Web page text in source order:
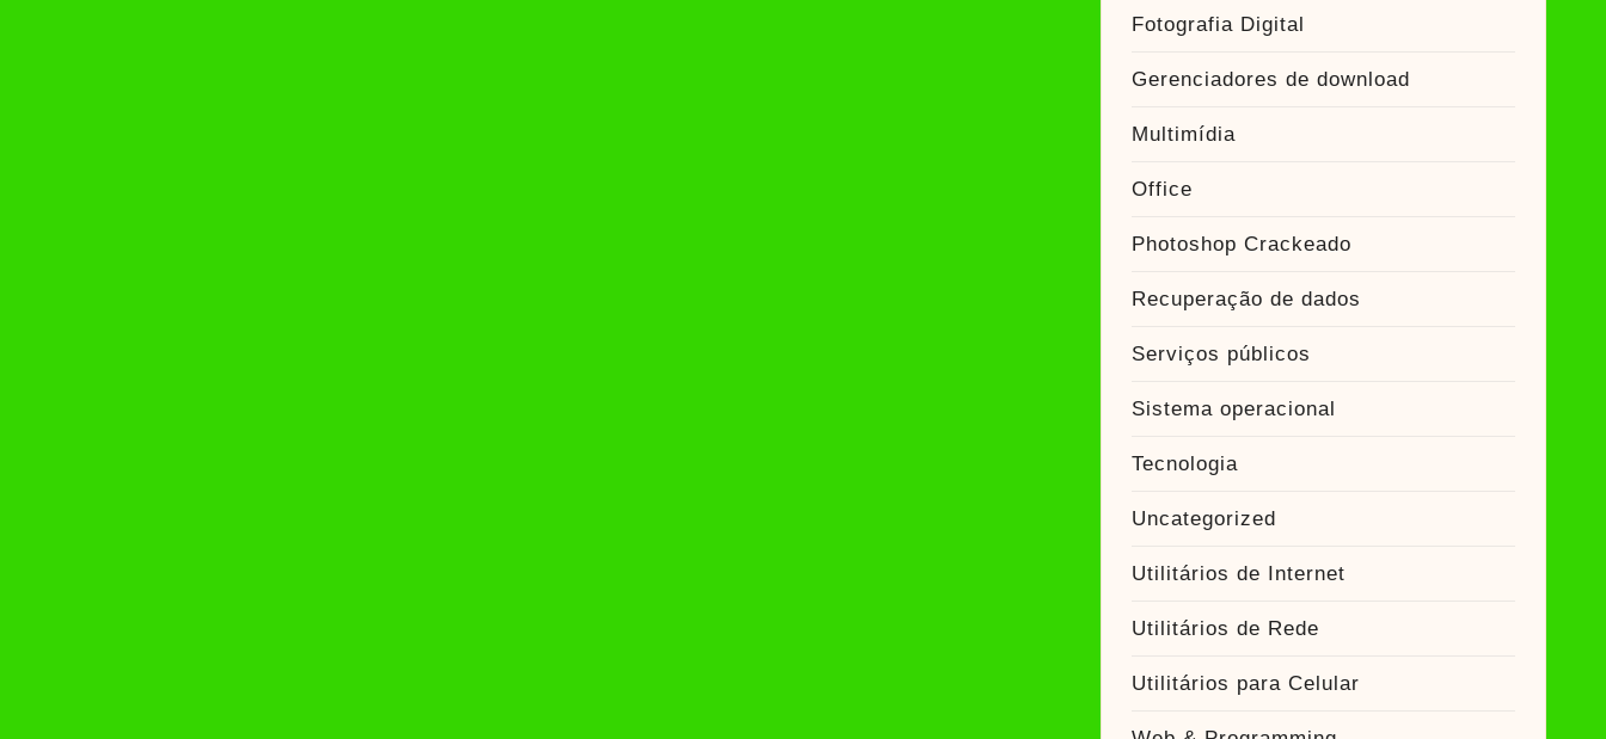
Fotografia Digital
Gerenciadores de download
Multimídia
Office
Photoshop Crackeado
Recuperação de dados
Serviços públicos
Sistema operacional
Tecnologia
Uncategorized
Utilitários de Internet
Utilitários de Rede
Utilitários para Celular